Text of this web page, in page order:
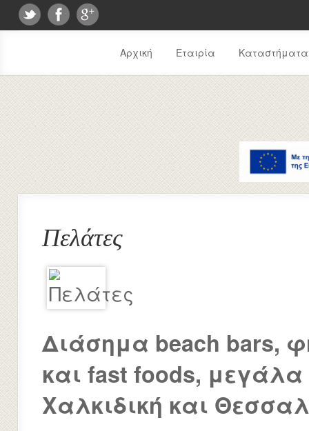
Αρχική Εταιρία Καταστήματα
Πελάτες
Διάσημα beach bars,
και fast foods, μεγάλα
Χαλκιδική και